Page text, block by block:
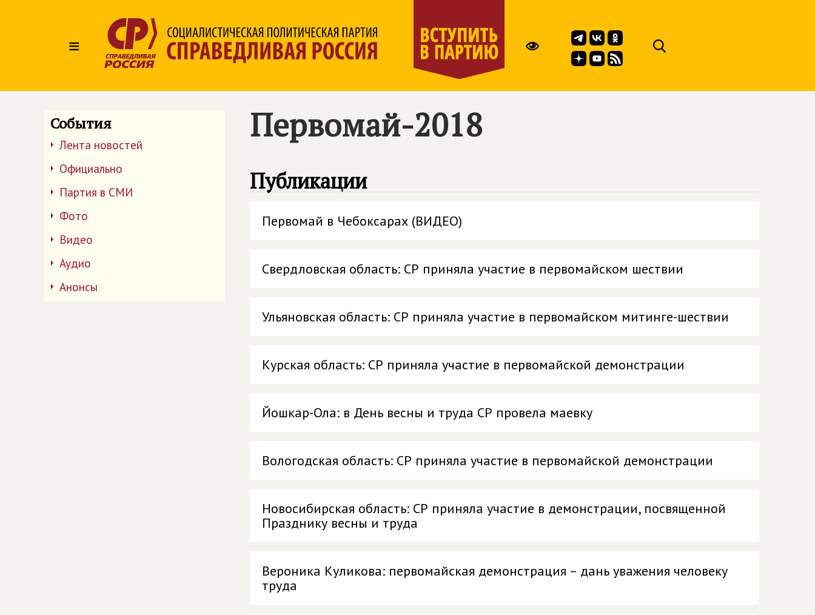
≡
События
Лента новостей
Официально
Партия в СМИ
Фото
Видео
Аудио
Анонсы
Первомай-2018
Публикации
Первомай в Чебоксарах (ВИДЕО)
Свердловская область: СР приняла участие в первомайском шествии
Ульяновская область: СР приняла участие в первомайском митинге-шествии
Курская область: СР приняла участие в первомайской демонстрации
Йошкар-Ола: в День весны и труда СР провела маевку
Вологодская область: СР приняла участие в первомайской демонстрации
Новосибирская область: СР приняла участие в демонстрации, посвященной
Празднику весны и труда
Вероника Куликова: первомайская демонстрация – дань уважения человеку
труда